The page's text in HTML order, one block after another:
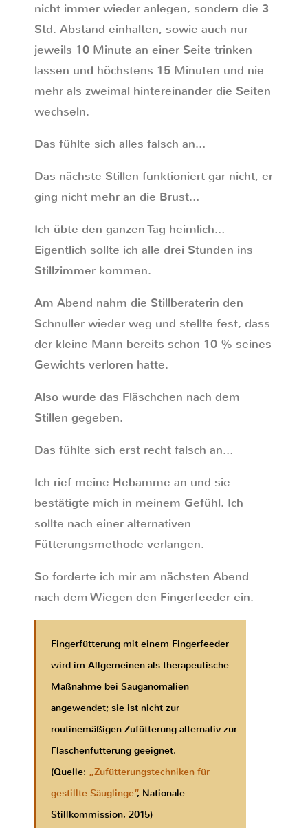
nicht immer wieder anlegen, sondern die 3
Std. Abstand einhalten, sowie auch nur
jeweils 10 Minute an einer Seite trinken
lassen und höchstens 15 Minuten und nie
mehr als zweimal hintereinander die Seiten
wechseln.
Das fühlte sich alles falsch an…
Das nächste Stillen funktioniert gar nicht, er
ging nicht mehr an die Brust…
Ich übte den ganzen Tag heimlich…
Eigentlich sollte ich alle drei Stunden ins
Stillzimmer kommen.
Am Abend nahm die Stillberaterin den
Schnuller wieder weg und stellte fest, dass
der kleine Mann bereits schon 10 % seines
Gewichts verloren hatte.
Also wurde das Fläschchen nach dem
Stillen gegeben.
Das fühlte sich erst recht falsch an…
Ich rief meine Hebamme an und sie
bestätigte mich in meinem Gefühl. Ich
sollte nach einer alternativen
Fütterungsmethode verlangen.
So forderte ich mir am nächsten Abend
nach dem Wiegen den Fingerfeeder ein.
Fingerfütterung mit einem Fingerfeeder
wird im Allgemeinen als therapeutische
Maßnahme bei Sauganomalien
angewendet; sie ist nicht zur
routinemäßigen Zufütterung alternativ zur
Flaschenfütterung geeignet.
(Quelle: „Zufütterungstechniken für
gestillte Säuglinge“, Nationale
Stillkommission, 2015)